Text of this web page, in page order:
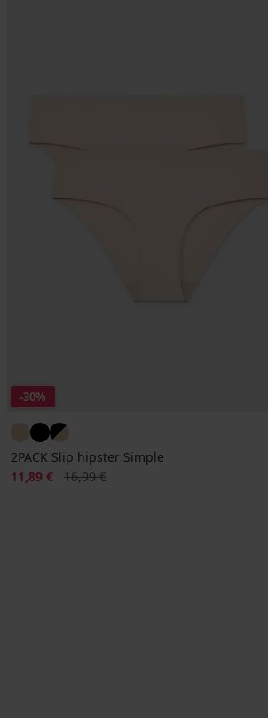
-30%
2PACK Slip hipster Simple
Sconto
11,89 € Prezzo originale
16,99 €